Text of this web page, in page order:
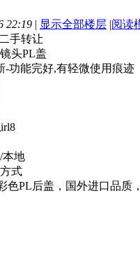
22:19 | 显示全部楼层 |阅读
二手转让
头PL盖
-功能完好,有轻微使用痕迹
本地
式
色PL后盖，国外进口品质